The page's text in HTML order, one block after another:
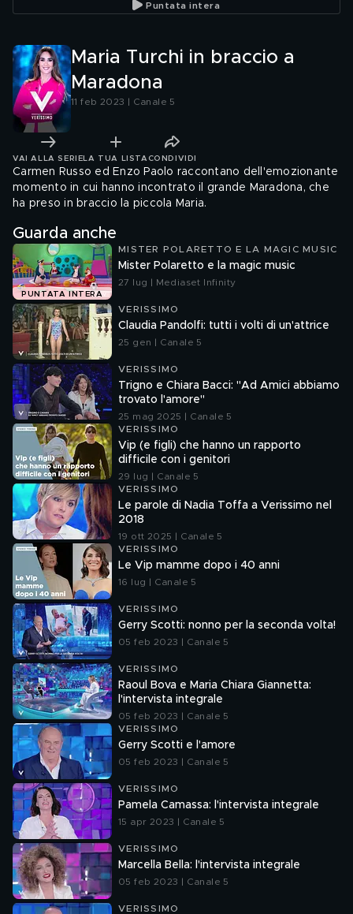
Puntata intera
Maria Turchi in braccio a
Maradona
11 feb 2023 | Canale 5
VAI ALLA SERIE LA TUA LISTA CONDIVIDI
Carmen Russo ed Enzo Paolo raccontano dell'emozionante
momento in cui hanno incontrato il grande Maradona, che
ha preso in braccio la piccola Maria.
Guarda anche
PUNTATA INTERA
MISTER POLARETTO E LA MAGIC MUSIC
Mister Polaretto e la magic music
27 lug | Mediaset Infinity
VERISSIMO
Claudia Pandolfi: tutti i volti di un'attrice
25 gen | Canale 5
VERISSIMO
Trigno e Chiara Bacci: "Ad Amici abbiamo
trovato l'amore"
25 mag 2025 | Canale 5
VERISSIMO
Vip (e figli) che hanno un rapporto
difficile con i genitori
29 lug | Canale 5
VERISSIMO
Le parole di Nadia Toffa a Verissimo nel
2018
19 ott 2025 | Canale 5
VERISSIMO
Le Vip mamme dopo i 40 anni
16 lug | Canale 5
VERISSIMO
Gerry Scotti: nonno per la seconda volta!
05 feb 2023 | Canale 5
VERISSIMO
Raoul Bova e Maria Chiara Giannetta:
l'intervista integrale
05 feb 2023 | Canale 5
VERISSIMO
Gerry Scotti e l'amore
05 feb 2023 | Canale 5
VERISSIMO
Pamela Camassa: l'intervista integrale
15 apr 2023 | Canale 5
VERISSIMO
Marcella Bella: l'intervista integrale
05 feb 2023 | Canale 5
VERISSIMO